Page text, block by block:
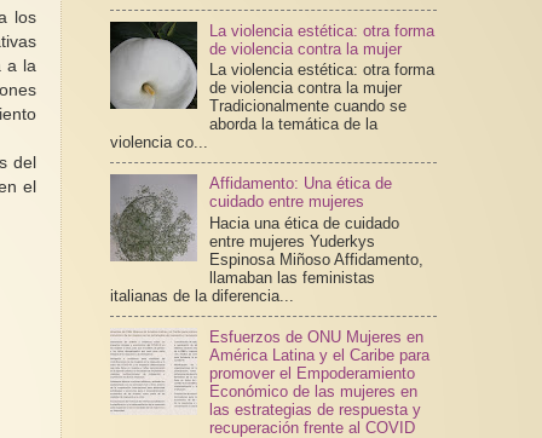
los
a la
del
el
La violencia estética: otra forma
de violencia contra la mujer
La violencia estética: otra forma
de violencia contra la mujer
Tradicionalmente cuando se
aborda la temática de la
violencia co...
Affidamento: Una ética de
cuidado entre mujeres
Hacia una ética de cuidado
entre mujeres Yuderkys
Espinosa Miñoso Affidamento,
llamaban las feministas
italianas de la diferencia...
Esfuerzos de ONU Mujeres en
América Latina y el Caribe para
promover el Empoderamiento
Económico de las mujeres en
las estrategias de respuesta y
recuperación frente al COVID